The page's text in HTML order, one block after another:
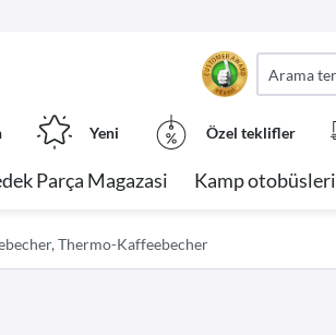
Yeni Özel teklifler
Parça Magazasi Kamp otobüsleri
Thermo-Kaffeebecher